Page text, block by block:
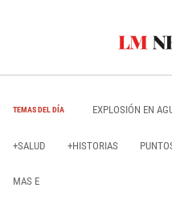
TEMAS DEL DÍA EXPLOSIÓN EN
+SALUD +HISTORIAS
MAS E